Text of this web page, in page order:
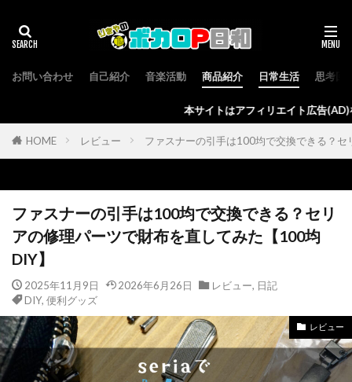
お問い合わせ 自己紹介 音楽活動 商品紹介 日常生活 思考回
本サイトはアフィリエイト広告(AD)を使用しており、発生す
HOME レビュー ファスナーの引手は100均で交換できる？
ファスナーの引手は100均で交換できる？セリ
アの修理パーツで財布を直してみた【100均
DIY】
2025年11月9日 2026年6月26日 レビュー, 日記
DIY, 便利グッズ
レビュー